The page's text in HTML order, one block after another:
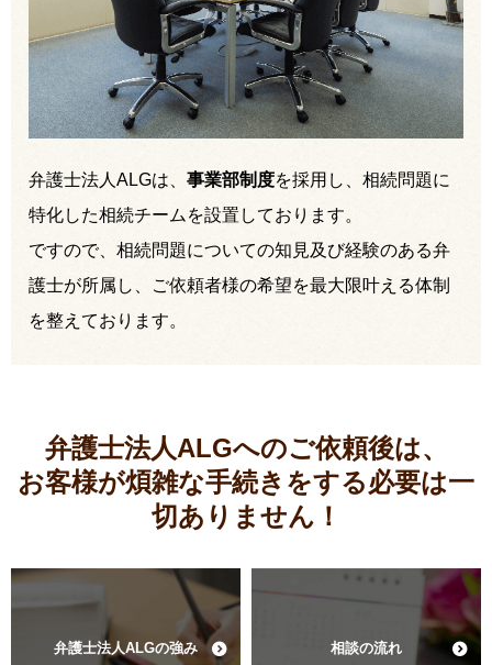
弁護士法人ALGは、 事業部制度を採用し、相続問題に
特化した相続チームを設置しております。
ですので、相続問題についての知見及び経験のある弁
護士が所属し、ご依頼者様の希望を最大限叶える体制
を整えております。
弁護士法人ALGへのご依頼後は、
お客様が煩雑な手続きをする必要は一
切ありません！
弁護士法人ALGの強み 相談の流れ